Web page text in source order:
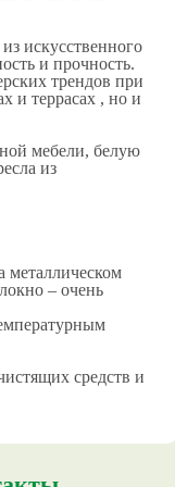
искусственного
и прочность.
трендов при
и террасах , но и
мебели, белую
из
металлическом
– очень
средств и